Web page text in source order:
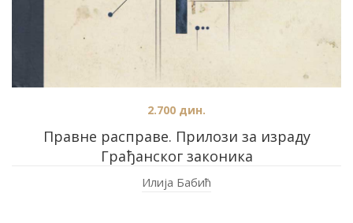
Правне расправе. Прилози за израду
Грађанског законика
2.700 дин.
Илија Бабић